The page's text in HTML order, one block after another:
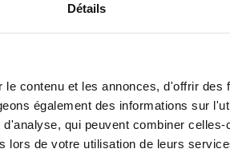
Détails
contenu et les annonces, d'offrir des
également des informations sur
qui peuvent combiner
lors de votre utilisation de leurs
XXL – 20 cm”
sont indiqués avec